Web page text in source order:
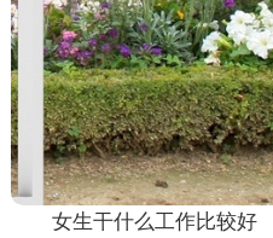
女生干什么工作比较好